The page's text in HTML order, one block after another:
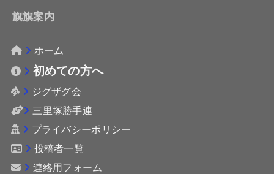
旗旗案内
ホーム
初めての方へ
ジグザグ会
三里塚勝手連
プライバシーポリシー
投稿者一覧
連絡用フォーム